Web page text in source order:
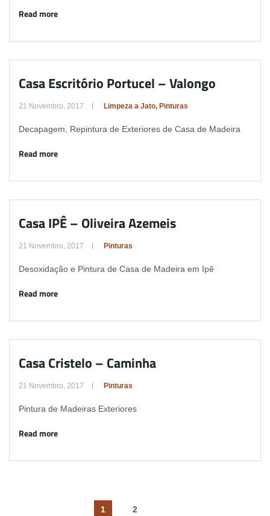
Read more
Casa Escritório Portucel – Valongo
21 Novembro, 2017 Limpeza a Jato, Pinturas
Decapagem, Repintura de Exteriores de Casa de Madeira
Read more
Casa IPÊ – Oliveira Azemeis
21 Novembro, 2017 Pinturas
Desoxidação e Pintura de Casa de Madeira em Ipê
Read more
Casa Cristelo – Caminha
21 Novembro, 2017 Pinturas
Pintura de Madeiras Exteriores
Read more
1 2